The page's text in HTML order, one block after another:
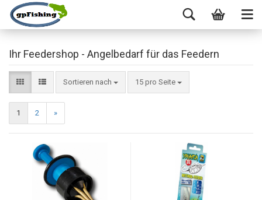
Ihr Feedershop - Angelbedarf für das Feedern
Sortieren nach 15 pro Seite
1 2 »